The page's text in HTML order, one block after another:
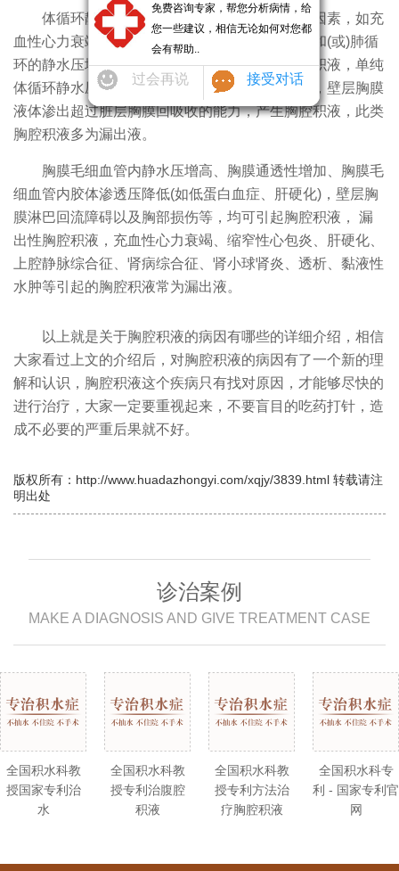
体循环静水压的增加是生成胸腔积液重要的因素，如充
血性心力衰竭或缩窄性心包炎等疾病可使体循环和(或)肺循
环的静水压增加，胸膜液体滤出增加，形成胸腔积液，单纯
体循环静水压增加，如上腔静脉或奇静脉阻塞时，壁层胸膜
液体渗出超过脏层胸膜回吸收的能力，产生胸腔积液，此类
胸腔积液多为漏出液。
胸膜毛细血管内静水压增高、胸膜通透性增加、胸膜毛
细血管内胶体渗透压降低(如低蛋白血症、肝硬化)，壁层胸
膜淋巴回流障碍以及胸部损伤等，均可引起胸腔积液， 漏
出性胸腔积液，充血性心力衰竭、缩窄性心包炎、肝硬化、
上腔静脉综合征、肾病综合征、肾小球肾炎、透析、黏液性
水肿等引起的胸腔积液常为漏出液。
以上就是关于胸腔积液的病因有哪些的详细介绍，相信
大家看过上文的介绍后，对胸腔积液的病因有了一个新的理
解和认识，胸腔积液这个疾病只有找对原因，才能够尽快的
进行治疗，大家一定要重视起来，不要盲目的吃药打针，造
成不必要的严重后果就不好。
版权所有：http://www.huadazhongyi.com/xqjy/3839.html 转载请注
明出处
诊治案例
MAKE A DIAGNOSIS AND GIVE TREATMENT CASE
全国积水科教
授国家专利治
水
全国积水科教
授专利治腹腔
积液
全国积水科教
授专利方法治
疗胸腔积液
全国积水科专
利 - 国家专利官
网
免费咨询专家，帮您分析病情，给
您一些建议，相信无论如何对您都
会有帮助..
过会再说 接受对话